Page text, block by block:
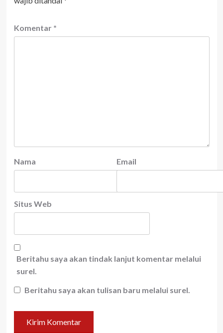
Komentar *
Nama Email
Situs Web
Beritahu saya akan tindak lanjut komentar melalui
surel.
Beritahu saya akan tulisan baru melalui surel.